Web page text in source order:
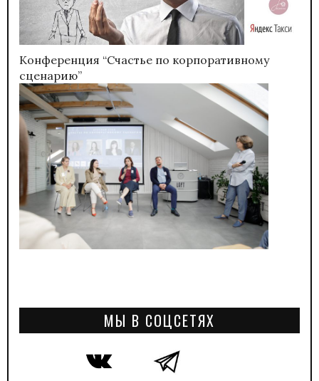
Конференция “Счастье по корпоративному
сценарию”
МЫ В СОЦСЕТЯХ